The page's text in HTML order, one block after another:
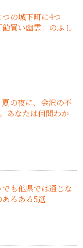
つの城下町に4つ
買い幽霊」のふし
夏の夜に、金沢の不
あなたは何問わか
も他県では通じな
るある5選